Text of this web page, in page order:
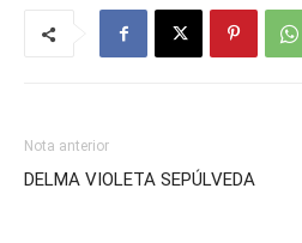
Nota anterior
DELMA VIOLETA SEPÚLVEDA